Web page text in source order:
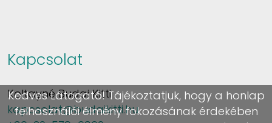
Kapcsolat
Koltayné Budai Kitti
kapcsolat@budaikitti.hu
Kedves Látogató! Tájékoztatjuk, hogy a honlap
felhasználói élmény fokozásának érdekében